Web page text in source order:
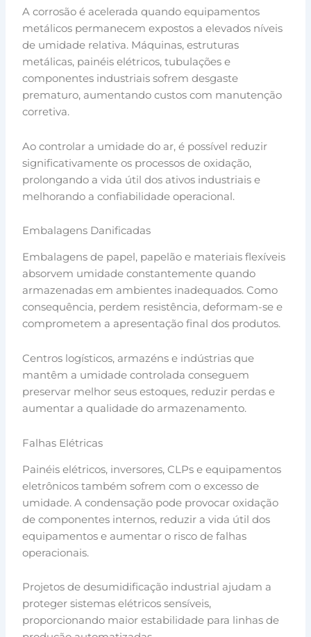
A corrosão é acelerada quando equipamentos
metálicos permanecem expostos a elevados níveis
de umidade relativa. Máquinas, estruturas
metálicas, painéis elétricos, tubulações e
componentes industriais sofrem desgaste
prematuro, aumentando custos com manutenção
corretiva.
Ao controlar a umidade do ar, é possível reduzir
significativamente os processos de oxidação,
prolongando a vida útil dos ativos industriais e
melhorando a confiabilidade operacional.
Embalagens Danificadas
Embalagens de papel, papelão e materiais flexíveis
absorvem umidade constantemente quando
armazenadas em ambientes inadequados. Como
consequência, perdem resistência, deformam-se e
comprometem a apresentação final dos produtos.
Centros logísticos, armazéns e indústrias que
mantêm a umidade controlada conseguem
preservar melhor seus estoques, reduzir perdas e
aumentar a qualidade do armazenamento.
Falhas Elétricas
Painéis elétricos, inversores, CLPs e equipamentos
eletrônicos também sofrem com o excesso de
umidade. A condensação pode provocar oxidação
de componentes internos, reduzir a vida útil dos
equipamentos e aumentar o risco de falhas
operacionais.
Projetos de desumidificação industrial ajudam a
proteger sistemas elétricos sensíveis,
proporcionando maior estabilidade para linhas de